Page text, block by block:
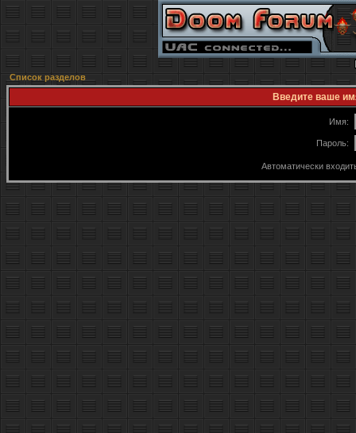
Список разделов
Введите ваше
Имя:
Пароль:
Автоматически